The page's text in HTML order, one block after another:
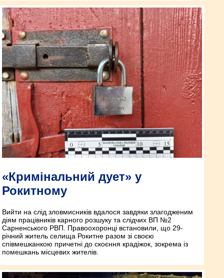
«Кримінальний дует» у
Рокитному
Вийти на слід зловмисників вдалося завдяки злагодженим
діям працівників карного розшуку та слідчих ВП №2
Сарненського РВП. Правоохоронці встановили, що 29-
річний житель селища Рокитне разом зі своєю
співмешканкою причетні до скоєння крадіжок, зокрема із
помешкань місцевих жителів.